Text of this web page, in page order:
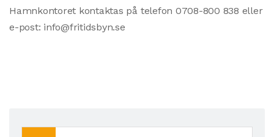
Hamnkontoret kontaktas på telefon 0708-800 838 eller
e-post: info@fritidsbyn.se